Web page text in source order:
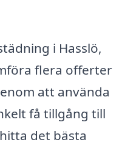
i Hasslö,
flera offerter
att använda
få tillgång till
det bästa